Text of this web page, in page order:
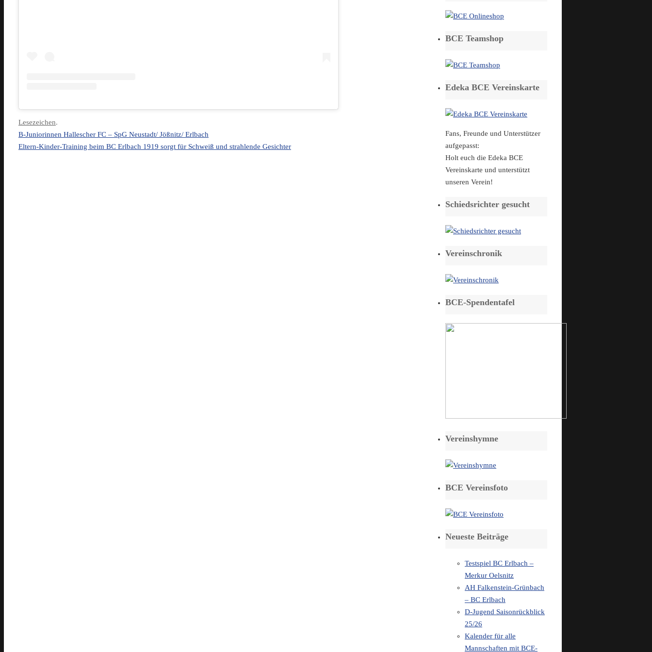
Lesezeichen.
B-Juniorinnen Hallescher FC – SpG Neustadt/ Jößnitz/ Erlbach
Eltern-Kinder-Training beim BC Erlbach 1919 sorgt für Schweiß und strahlende Gesichter
BCE Teamshop
Edeka BCE Vereinskarte
Fans, Freunde und Unterstützer
aufgepasst:
Holt euch die Edeka BCE
Vereinskarte und unterstützt
unseren Verein!
Schiedsrichter gesucht
Vereinschronik
BCE-Spendentafel
Vereinshymne
BCE Vereinsfoto
Neueste Beiträge
Testspiel BC Erlbach –
Merkur Oelsnitz
AH Falkenstein-Grünbach
– BC Erlbach
D-Jugend Saisonrückblick
25/26
Kalender für alle
Mannschaften mit BCE-